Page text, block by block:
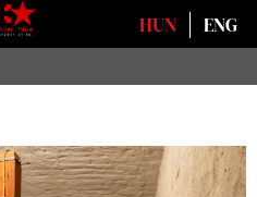
Válasszon nyelvet
HUN ENG